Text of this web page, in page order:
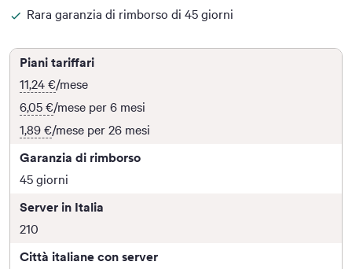
Rara garanzia di rimborso di 45 giorni
Piani tariffari
11,24 €/mese
6,05 €/mese per 6 mesi
1,89 €/mese per 26 mesi
Garanzia di rimborso
45 giorni
Server in Italia
210
Città italiane con server